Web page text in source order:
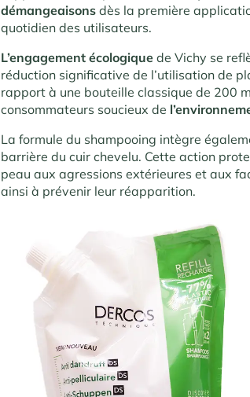
démangeaisonsdès la première
quotidien des utilisateurs.
L’engagement écologiquede Vichy se
réduction significative de l’utilisation de
rapport à une bouteille classique de 200
consommateurs soucieux de
La formule du shampooing intègre
barrière du cuir chevelu. Cette action
peau aux agressions extérieures et aux
ainsi à prévenir leur réapparition.